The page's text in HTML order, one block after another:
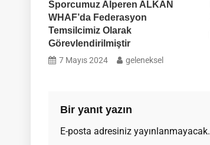
Sporcumuz Alperen ALKAN
WHAF’da Federasyon
Temsilcimiz Olarak
Görevlendirilmiştir
7 Mayıs 2024 geleneksel
Bir yanıt yazın
E-posta adresiniz yayınlanmayacak.